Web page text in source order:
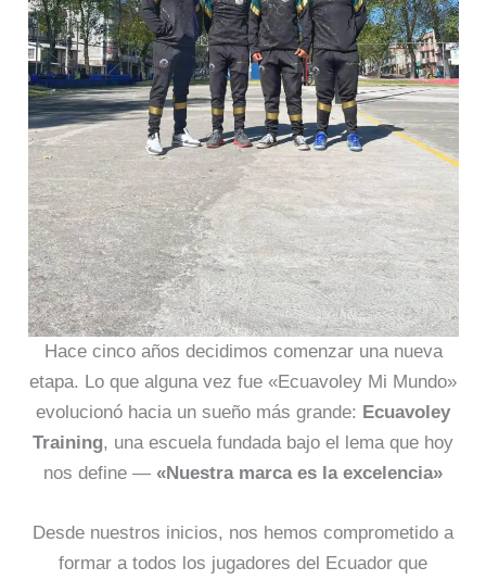
Hace cinco años decidimos comenzar una nueva
etapa. Lo que alguna vez fue «Ecuavoley Mi Mundo»
evolucionó hacia un sueño más grande: Ecuavoley
Training, una escuela fundada bajo el lema que hoy
nos define — «Nuestra marca es la excelencia»
Desde nuestros inicios, nos hemos comprometido a
formar a todos los jugadores del Ecuador que